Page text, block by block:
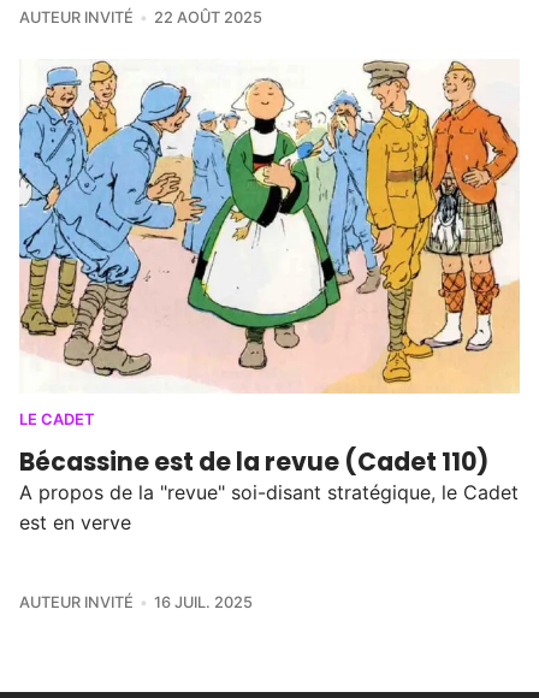
AUTEUR INVITÉ 22 AOÛT 2025
LE CADET
Bécassine est de la revue (Cadet 110)
A propos de la "revue" soi-disant stratégique, le Cadet
est en verve
AUTEUR INVITÉ 16 JUIL. 2025